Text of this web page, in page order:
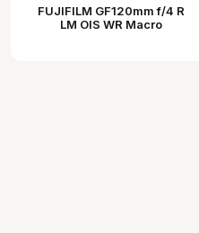
FUJIFILM GF120mm f/4 R
LM OIS WR Macro